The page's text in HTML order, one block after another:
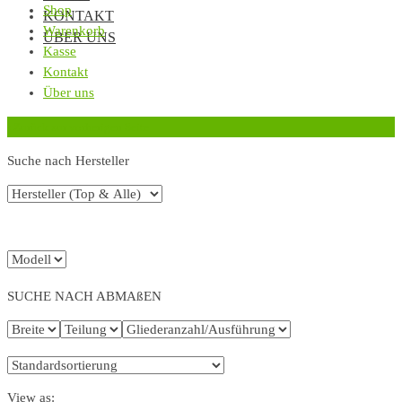
KONTAKT
ÜBER UNS
Shop
Warenkorb
Kasse
Kontakt
Über uns
Suche nach Hersteller
SUCHE NACH ABMAßEN
View as: